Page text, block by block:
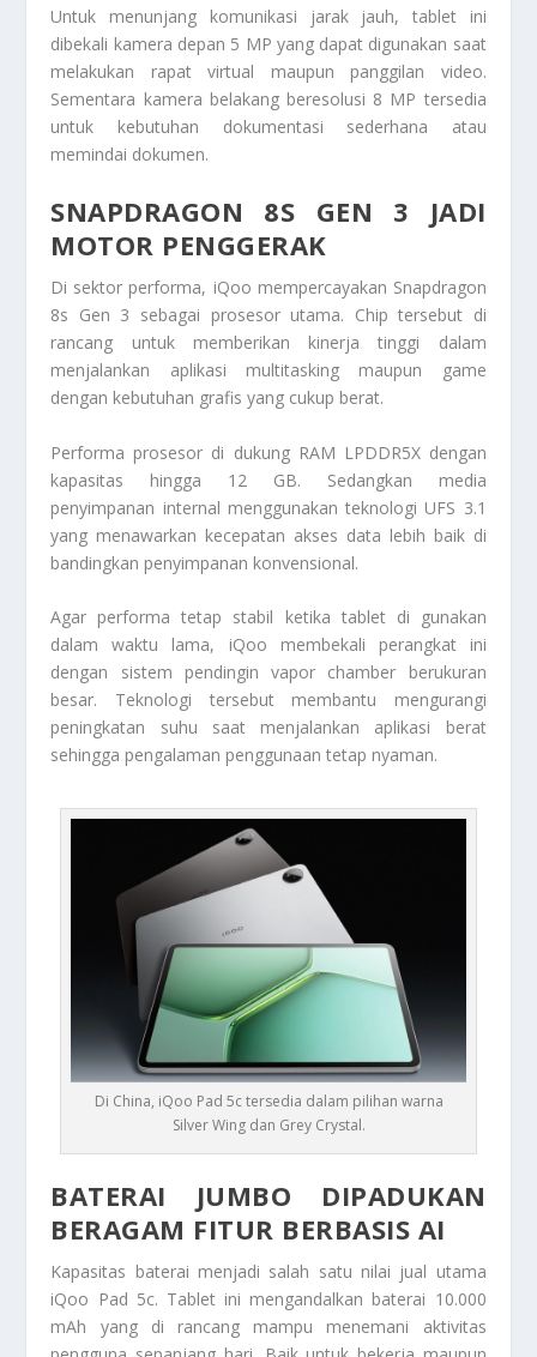
Untuk menunjang komunikasi jarak jauh, tablet ini
dibekali kamera depan 5 MP yang dapat digunakan saat
melakukan rapat virtual maupun panggilan video.
Sementara kamera belakang beresolusi 8 MP tersedia
untuk kebutuhan dokumentasi sederhana atau
memindai dokumen.
SNAPDRAGON 8S GEN 3 JADI
MOTOR PENGGERAK
Di sektor performa, iQoo mempercayakan Snapdragon
8s Gen 3 sebagai prosesor utama. Chip tersebut di
rancang untuk memberikan kinerja tinggi dalam
menjalankan aplikasi multitasking maupun game
dengan kebutuhan grafis yang cukup berat.
Performa prosesor di dukung RAM LPDDR5X dengan
kapasitas hingga 12 GB. Sedangkan media
penyimpanan internal menggunakan teknologi UFS 3.1
yang menawarkan kecepatan akses data lebih baik di
bandingkan penyimpanan konvensional.
Agar performa tetap stabil ketika tablet di gunakan
dalam waktu lama, iQoo membekali perangkat ini
dengan sistem pendingin vapor chamber berukuran
besar. Teknologi tersebut membantu mengurangi
peningkatan suhu saat menjalankan aplikasi berat
sehingga pengalaman penggunaan tetap nyaman.
Di China, iQoo Pad 5c tersedia dalam pilihan warna
Silver Wing dan Grey Crystal.
BATERAI JUMBO DIPADUKAN
BERAGAM FITUR BERBASIS AI
Kapasitas baterai menjadi salah satu nilai jual utama
iQoo Pad 5c. Tablet ini mengandalkan baterai 10.000
mAh yang di rancang mampu menemani aktivitas